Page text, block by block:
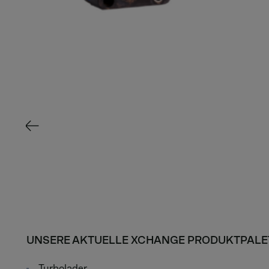
UNSERE AKTUELLE XCHANGE